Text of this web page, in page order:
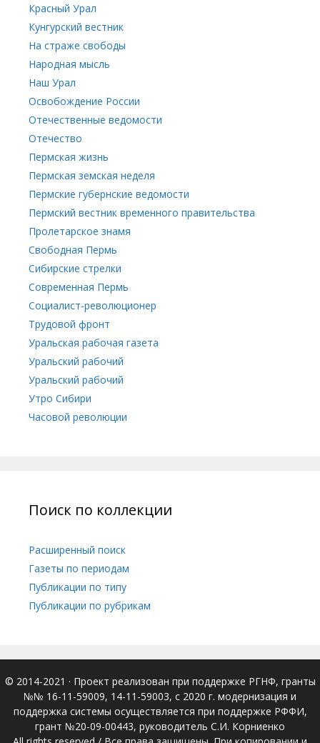
Красный Урал
Кунгурский вестник
На страже свободы
Народная мысль
Наш Урал
Освобождение России
Отечественные ведомости
Отечество
Пермская жизнь
Пермская земская неделя
Пермские губернские ведомости
Пермский вестник временного правительства
Пролетарское знамя
Свободная Пермь
Сибирские стрелки
Современная Пермь
Социалист-революционер
Трудовой фронт
Уральская рабочая газета
Уральский рабочий
Уральский рабочий
Утро Сибири
Часовой революции
Поиск по коллекции
Расширенный поиск
Газеты по периодам
Публикации по типу
Публикации по рубрикам
© 2014-2021 · Проект реализован при поддержке РГНФ, гранты
№№ 16-11-59009, 14-11-59003, с 2020 г. модернизация и
поддержка системы осуществляется при поддержке РФФИ,
грант №20-09-00443, руководитель С.И. Корниенко